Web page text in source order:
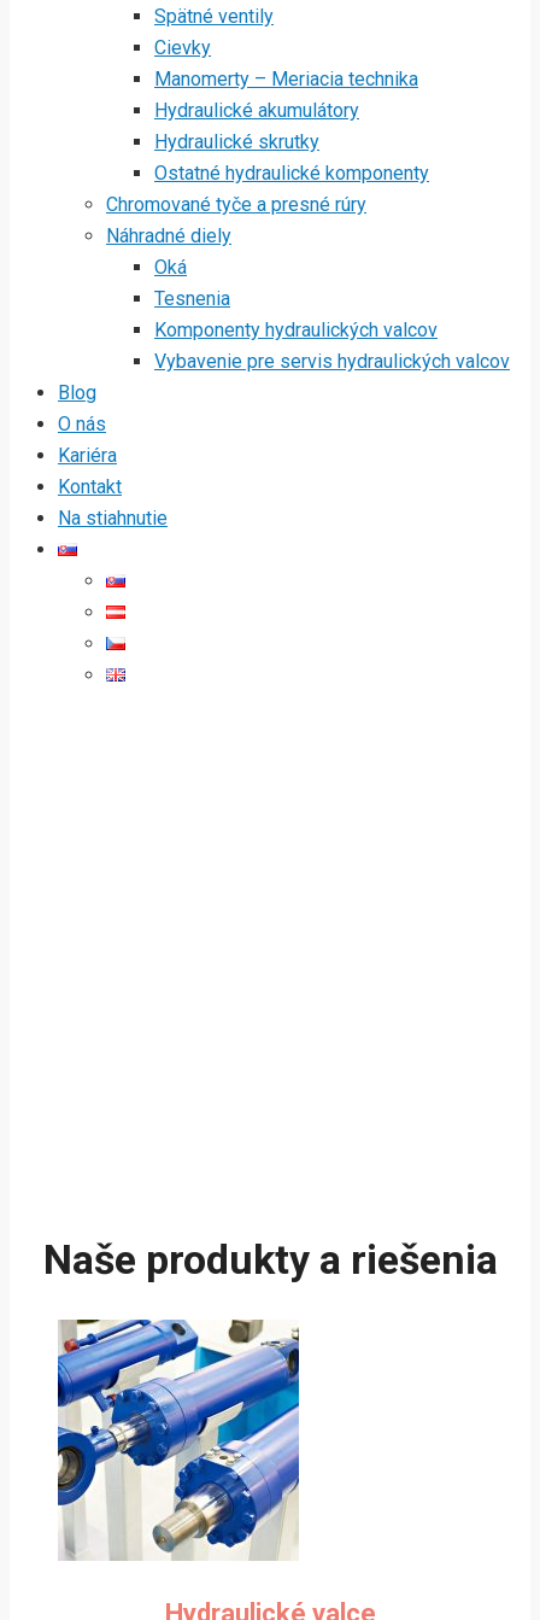
Spätné ventily
Cievky
Manomerty – Meriacia technika
Hydraulické akumulátory
Hydraulické skrutky
Ostatné hydraulické komponenty
Chromované tyče a presné rúry
Náhradné diely
Oká
Tesnenia
Komponenty hydraulických valcov
Vybavenie pre servis hydraulických valcov
Blog
O nás
Kariéra
Kontakt
Na stiahnutie
Naše produkty a riešenia
Hydraulické valce